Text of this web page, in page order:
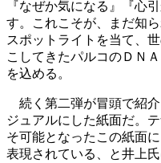
『なぜか気になる』『心
す。これこそが、まだ知
スポットライトを当て、
こしてきたパルコのＤＮ
を込める。
続く第二弾が冒頭で紹
ジュアルにした紙面だ。
そ可能となったこの紙面
表現されている、と井上